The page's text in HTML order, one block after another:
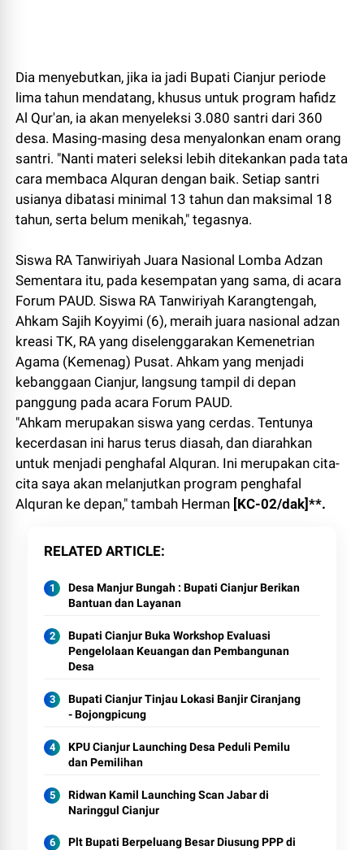
Dia menyebutkan, jika ia jadi Bupati Cianjur periode
lima tahun mendatang, khusus untuk program hafidz
Al Qur'an, ia akan menyeleksi 3.080 santri dari 360
desa. Masing-masing desa menyalonkan enam orang
santri. "Nanti materi seleksi lebih ditekankan pada tata
cara membaca Alquran dengan baik. Setiap santri
usianya dibatasi minimal 13 tahun dan maksimal 18
tahun, serta belum menikah," tegasnya.
Siswa RA Tanwiriyah Juara Nasional Lomba Adzan
Sementara itu, pada kesempatan yang sama, di acara
Forum PAUD. Siswa RA Tanwiriyah Karangtengah,
Ahkam Sajih Koyyimi (6), meraih juara nasional adzan
kreasi TK, RA yang diselenggarakan Kemenetrian
Agama (Kemenag) Pusat. Ahkam yang menjadi
kebanggaan Cianjur, langsung tampil di depan
panggung pada acara Forum PAUD.
"Ahkam merupakan siswa yang cerdas. Tentunya
kecerdasan ini harus terus diasah, dan diarahkan
untuk menjadi penghafal Alquran. Ini merupakan cita-
cita saya akan melanjutkan program penghafal
Alquran ke depan," tambah Herman [KC-02/dak]**.
RELATED ARTICLE
Desa Manjur Bungah : Bupati Cianjur Berikan
Bantuan dan Layanan
Bupati Cianjur Buka Workshop Evaluasi
Pengelolaan Keuangan dan Pembangunan
Desa
Bupati Cianjur Tinjau Lokasi Banjir Ciranjang
- Bojongpicung
KPU Cianjur Launching Desa Peduli Pemilu
dan Pemilihan
Ridwan Kamil Launching Scan Jabar di
Naringgul Cianjur
Plt Bupati Berpeluang Besar Diusung PPP di